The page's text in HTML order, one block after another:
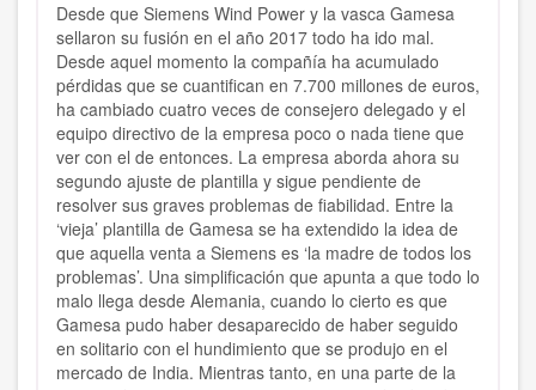
Desde que Siemens Wind Power y la vasca Gamesa
sellaron su fusión en el año 2017 todo ha ido mal.
Desde aquel momento la compañía ha acumulado
pérdidas que se cuantifican en 7.700 millones de euros,
ha cambiado cuatro veces de consejero delegado y el
equipo directivo de la empresa poco o nada tiene que
ver con el de entonces. La empresa aborda ahora su
segundo ajuste de plantilla y sigue pendiente de
resolver sus graves problemas de fiabilidad. Entre la
‘vieja’ plantilla de Gamesa se ha extendido la idea de
que aquella venta a Siemens es ‘la madre de todos los
problemas’. Una simplificación que apunta a que todo lo
malo llega desde Alemania, cuando lo cierto es que
Gamesa pudo haber desaparecido de haber seguido
en solitario con el hundimiento que se produjo en el
mercado de India. Mientras tanto, en una parte de la